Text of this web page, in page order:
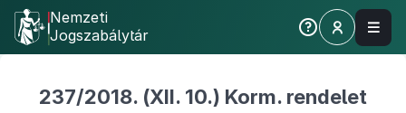
Nemzeti
Jogszabálytár
237/2018. (XII. 10.) Korm. rendelet